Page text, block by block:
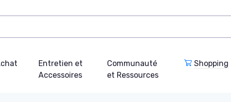
Entretien et
Accessoires
Communauté
et Ressources
Shopping